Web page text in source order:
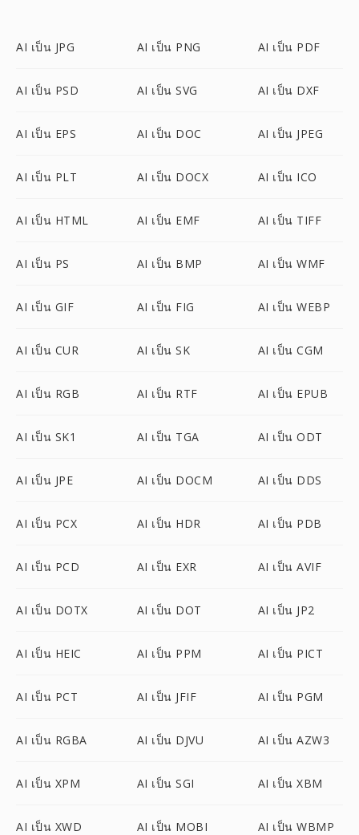
AI เป็น JPG AI เป็น PNG AI เป็น PDF
AI เป็น PSD AI เป็น SVG AI เป็น DXF
AI เป็น EPS AI เป็น DOC AI เป็น JPEG
AI เป็น PLT AI เป็น DOCX AI เป็น ICO
AI เป็น HTML AI เป็น EMF AI เป็น TIFF
AI เป็น PS AI เป็น BMP AI เป็น WMF
AI เป็น GIF AI เป็น FIG AI เป็น WEBP
AI เป็น CUR AI เป็น SK AI เป็น CGM
AI เป็น RGB AI เป็น RTF AI เป็น EPUB
AI เป็น SK1 AI เป็น TGA AI เป็น ODT
AI เป็น JPE AI เป็น DOCM AI เป็น DDS
AI เป็น PCX AI เป็น HDR AI เป็น PDB
AI เป็น PCD AI เป็น EXR AI เป็น AVIF
AI เป็น DOTX AI เป็น DOT AI เป็น JP2
AI เป็น HEIC AI เป็น PPM AI เป็น PICT
AI เป็น PCT AI เป็น JFIF AI เป็น PGM
AI เป็น RGBA AI เป็น DJVU AI เป็น AZW3
AI เป็น XPM AI เป็น SGI AI เป็น XBM
AI เป็น XWD AI เป็น MOBI AI เป็น WBMP